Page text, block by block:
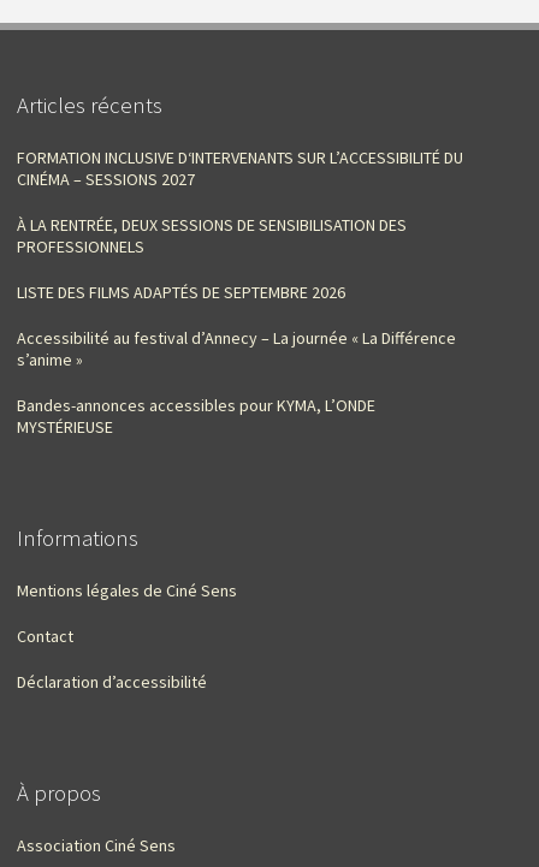
Articles récents
FORMATION INCLUSIVE D‘INTERVENANTS SUR L’ACCESSIBILITÉ DU
CINÉMA – SESSIONS 2027
À LA RENTRÉE, DEUX SESSIONS DE SENSIBILISATION DES
PROFESSIONNELS
LISTE DES FILMS ADAPTÉS DE SEPTEMBRE 2026
Accessibilité au festival d’Annecy – La journée « La Différence
s’anime »
Bandes-annonces accessibles pour KYMA, L’ONDE
MYSTÉRIEUSE
Informations
Mentions légales de Ciné Sens
Contact
Déclaration d’accessibilité
À propos
Association Ciné Sens